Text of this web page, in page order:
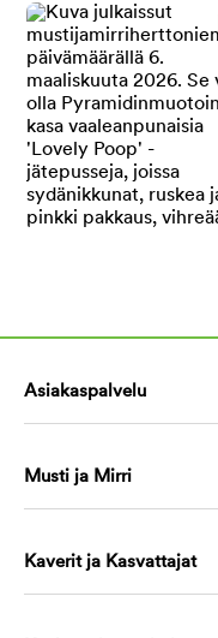
Asiakaspalvelu
Musti ja Mirri
Kaverit ja Kasvattajat